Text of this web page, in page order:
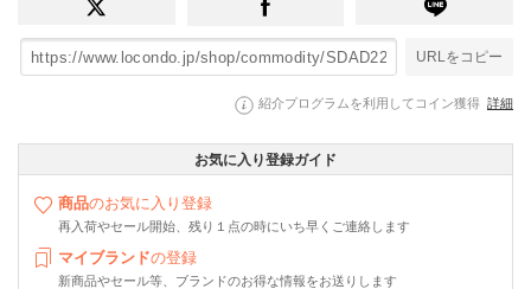
URLをコピー
紹介プログラムを利用してコイン獲得 詳細
お気に入り登録ガイド
商品のお気に入り登録
再入荷やセール開始、残り１点の時にいち早くご連絡します
マイブランドの登録
新商品やセール等、ブランドのお得な情報をお送りします